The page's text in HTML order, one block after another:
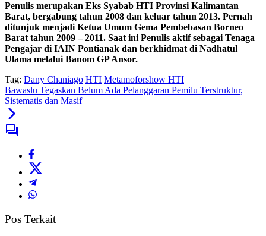
Penulis merupakan Eks Syabab HTI Provinsi Kalimantan
Barat, bergabung tahun 2008 dan keluar tahun 2013. Pernah
ditunjuk menjadi Ketua Umum Gema Pembebasan Borneo
Barat tahun 2009 – 2011. Saat ini Penulis aktif sebagai Tenaga
Pengajar di IAIN Pontianak dan berkhidmat di Nadhatul
Ulama melalui Banom GP Ansor.
Tag: Dany Chaniago HTI Metamoforshow HTI
Bawaslu Tegaskan Belum Ada Pelanggaran Pemilu Terstruktur,
Sistematis dan Masif
Pos Terkait